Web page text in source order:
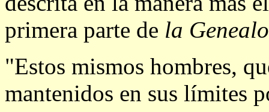
primera parte de la
"Estos mismos hombres,
mantenidos en sus límites